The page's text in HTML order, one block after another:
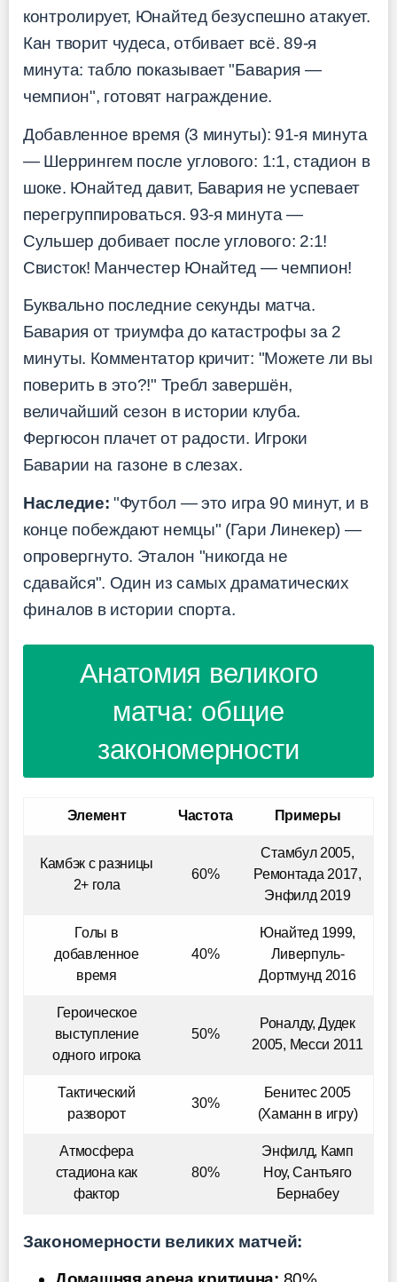
контролирует, Юнайтед безуспешно атакует.
Кан творит чудеса, отбивает всё. 89-я
минута: табло показывает "Бавария —
чемпион", готовят награждение.
Добавленное время (3 минуты): 91-я минута
— Шеррингем после углового: 1:1, стадион в
шоке. Юнайтед давит, Бавария не успевает
перегруппироваться. 93-я минута —
Сульшер добивает после углового: 2:1!
Свисток! Манчестер Юнайтед — чемпион!
Буквально последние секунды матча.
Бавария от триумфа до катастрофы за 2
минуты. Комментатор кричит: "Можете ли вы
поверить в это?!" Требл завершён,
величайший сезон в истории клуба.
Фергюсон плачет от радости. Игроки
Баварии на газоне в слезах.
Наследие: "Футбол — это игра 90 минут, и в
конце побеждают немцы" (Гари Линекер) —
опровергнуто. Эталон "никогда не
сдавайся". Один из самых драматических
финалов в истории спорта.
Анатомия великого
матча: общие
закономерности
Элемент Частота Примеры
Камбэк с разницы
2+ гола
60%
Стамбул 2005,
Ремонтада 2017,
Энфилд 2019
Голы в
добавленное
время
40%
Юнайтед 1999,
Ливерпуль-
Дортмунд 2016
Героическое
выступление
одного игрока
50%
Роналду, Дудек
2005, Месси 2011
Тактический
разворот
30%
Бенитес 2005
(Хаманн в игру)
Атмосфера
стадиона как
фактор
80%
Энфилд, Камп
Ноу, Сантьяго
Бернабеу
Закономерности великих матчей: